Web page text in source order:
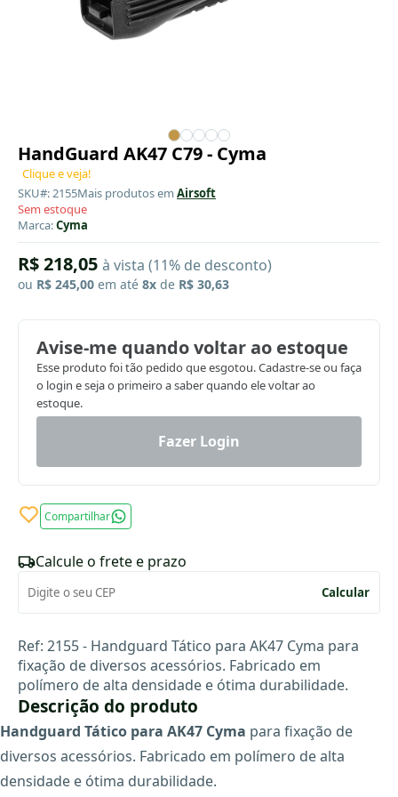
HandGuard AK47 C79 - Cyma
Clique e veja!
SKU#: 2155Mais produtos em Airsoft
Sem estoque
Marca:Cyma
R$ 218,05 à vista (11% de desconto)
ou R$ 245,00 em até 8x de R$ 30,63
Avise-me quando voltar ao estoque
Esse produto foi tão pedido que esgotou. Cadastre-se ou faça
o login e seja o primeiro a saber quando ele voltar ao
estoque.
Fazer Login
Compartilhar
Calcule o frete e prazo
Calcular
Ref: 2155 - Handguard Tático para AK47 Cyma para
fixação de diversos acessórios. Fabricado em
polímero de alta densidade e ótima durabilidade.
Descrição do produto
Handguard Tático para AK47 Cyma para fixação de
diversos acessórios. Fabricado em polímero de alta
densidade e ótima durabilidade.